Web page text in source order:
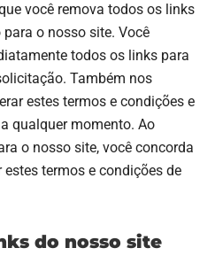
você remova todos os links
o nosso site. Você
todos os links para
Também nos
estes termos e condições e
qualquer momento. Ao
o nosso site, você concorda
termos e condições de
do nosso site